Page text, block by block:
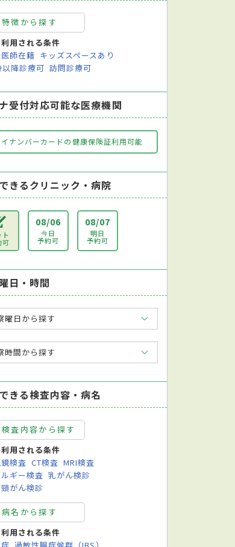
特徴から探す
用される条件
師在籍 キッズスペースあり
降診療可 訪問診療可
受付対応可能な医療機関
イナンバーカードの健康保険証利用可能
きるクリニック・病院
ト
可
08/06
今日
予約可
08/07
明日
予約可
日・時間
曜日から探す
時間から探す
きる検査内容・病名
検査内容から探す
用される条件
検査 CT検査 MRI検査
ギー検査 乳がん検診
がん検診
病名から探す
用される条件